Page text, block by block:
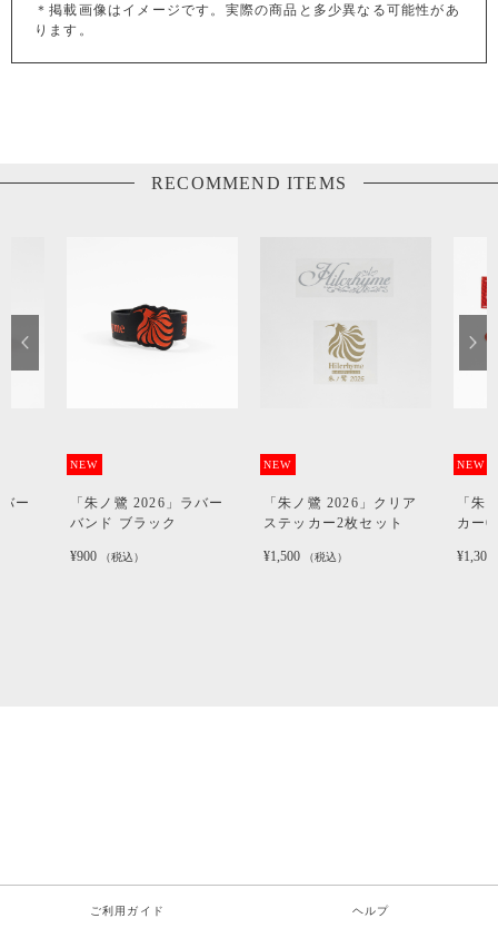
＊掲載画像はイメージです。実際の商品と多少異なる可能性があ
ります。
RECOMMEND ITEMS
ー
NEW
「朱ノ鷺 2026」ラバー
バンド ブラック
¥900 （税込）
NEW
「朱ノ鷺 2026」クリア
ステッカー2枚セット
¥1,500 （税込）
NEW
「朱
カー6
¥1,300
ご利用ガイド ヘルプ